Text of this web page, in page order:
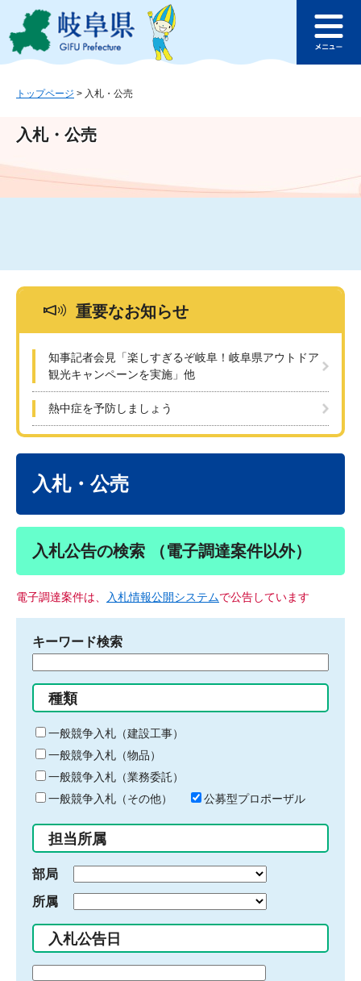
ジ
ュ
文
このページの本文へ
ュ
トップページ > 入札・公売
入札・公売
重要なお知らせ
知事記者会見「楽しすぎるぞ岐阜！岐阜県アウトドア
観光キャンペーンを実施」他
熱中症を予防しましょう
入札・公売
入札公告の検索 （電子調達案件以外）
電子調達案件は、 入札情報公開システムで公告しています
キーワード検索
る
キ
ー
ワ
ー
ド
入
力
種類
一般競争入札（建設工事）
一般競争入札（物品）
一般競争入札（業務委託）
一般競争入札（その他）
公募型プロポーザル
担当所属
部局
所属
入札公告日